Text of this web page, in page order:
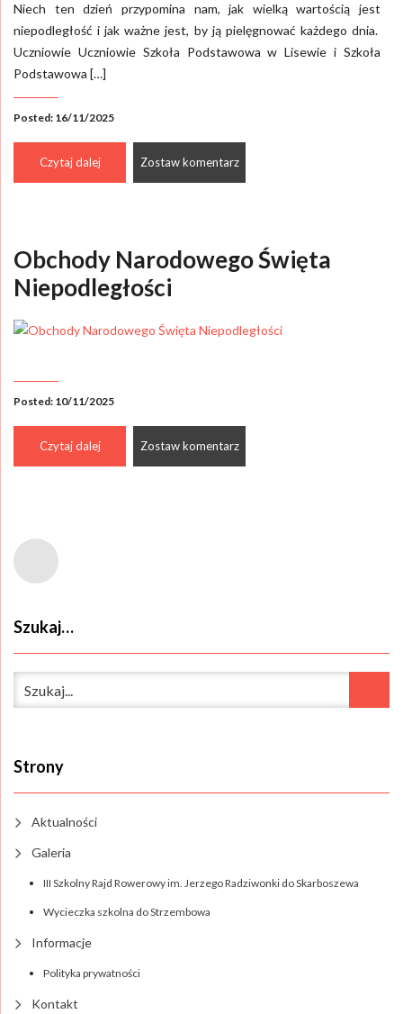
Niech ten dzień przypomina nam, jak wielką wartością jest
niepodległość i jak ważne jest, by ją pielęgnować każdego dnia.
Uczniowie Uczniowie Szkoła Podstawowa w Lisewie i Szkoła
Podstawowa […]
Posted: 16/11/2025
Czytaj dalej Zostaw komentarz
Obchody Narodowego Święta
Niepodległości
Posted: 10/11/2025
Czytaj dalej Zostaw komentarz
Szukaj…
Strony
Aktualności
Galeria
III Szkolny Rajd Rowerowy im. Jerzego Radziwonki do Skarboszewa
Wycieczka szkolna do Strzembowa
Informacje
Polityka prywatności
Kontakt